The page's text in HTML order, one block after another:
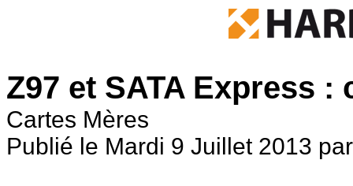
Z97 et SATA Express :
Cartes Mères
Publié le Mardi 9 Juillet 2013